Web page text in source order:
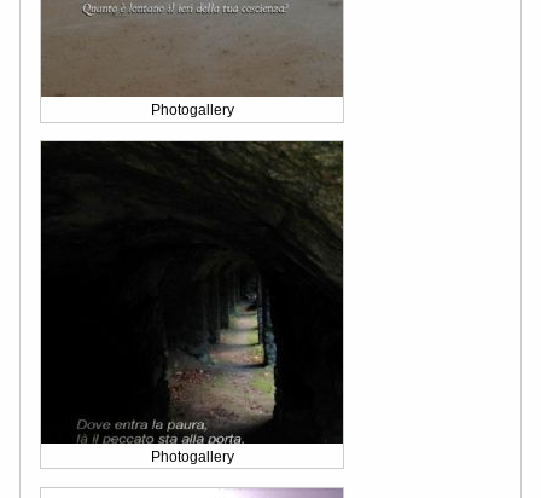
Photogallery
Photogallery